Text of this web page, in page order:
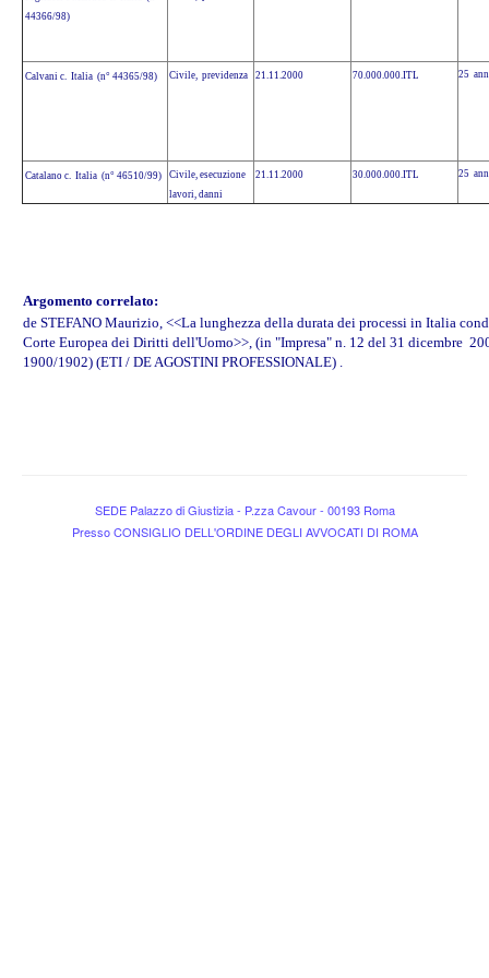
44366/98)
Calvani c. Italia (n° 44365/98) Civile, previdenza 21.11.2000 70.000.000.ITL 25
Catalano c. Italia (n° 46510/99)
Civile, esecuzione
lavori, danni
21.11.2000 30.000.000.ITL 25
Argomento correlato:
de STEFANO Maurizio, <<La lunghezza della durata dei processi in Italia
Corte Europea dei Diritti dell'Uomo>>, (in "Impresa" n. 12 del 31 dicembre
1900/1902) (ETI / DE AGOSTINI PROFESSIONALE) .
SEDE Palazzo di Giustizia - P.zza Cavour - 00193 Roma
Presso CONSIGLIO DELL'ORDINE DEGLI AVVOCATI DI ROMA